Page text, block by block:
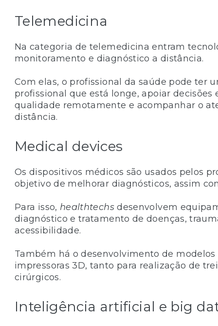
Telemedicina
Na categoria de telemedicina entram
monitoramento e diagnóstico a distância.
Com elas, o profissional da saúde pode ter
profissional que está longe, apoiar
qualidade remotamente e acompanhar o
distância.
Medical devices
Os dispositivos médicos são usados pelos
objetivo de melhorar diagnósticos, assim
Para isso, healthtechsdesenvolvem
diagnóstico e tratamento de doenças,
acessibilidade.
Também há o desenvolvimento de
impressoras 3D, tanto para realização de
cirúrgicos.
Inteligência artificial e big